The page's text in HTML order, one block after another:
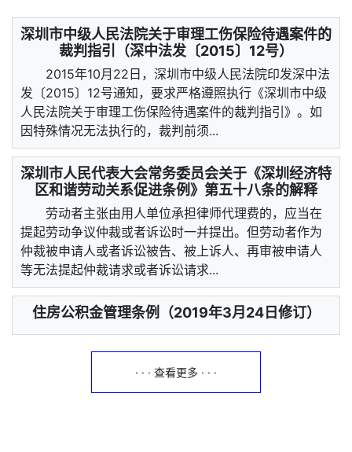
深圳市中级人民法院关于审理工伤保险待遇案件的
裁判指引（深中法发〔2015〕12号）
2015年10月22日，深圳市中级人民法院印发深中法
发〔2015〕12号通知，要求严格遵照执行《深圳市中级
人民法院关于审理工伤保险待遇案件的裁判指引》。如
因特殊情况无法执行的，裁判前须...
深圳市人民代表大会常务委员会关于《深圳经济特
区和谐劳动关系促进条例》第五十八条的解释
劳动者主张由用人单位承担律师代理费的，应当在
提起劳动争议仲裁或者诉讼时一并提出。但劳动者作为
仲裁被申请人或者诉讼被告、被上诉人、再审被申请人
等无法提起仲裁请求或者诉讼请求...
住房公积金管理条例（2019年3月24日修订）
· · · 查看更多 · · ·